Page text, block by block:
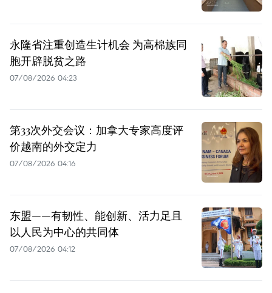
永隆省注重创造生计机会 为高棉族同
胞开辟脱贫之路
07/08/2026 04:23
第33次外交会议：加拿大专家高度评
价越南的外交定力
07/08/2026 04:16
东盟——有韧性、能创新、活力足且
以人民为中心的共同体
07/08/2026 04:12